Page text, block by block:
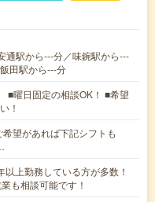
通駅から---分／味鋺駅から---
田駅から---分
■曜日固定の相談OK！ ■希望
！
望があれば下記シフトも
以上勤務している方が多数！
も相談可能です！